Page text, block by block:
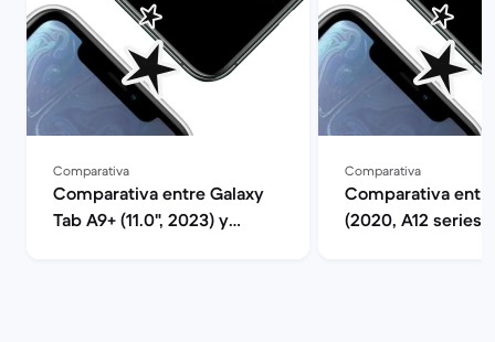
Comparativa
Comparativa entre Galaxy
Tab A9+ (11.0", 2023) y
Comparativa
Comparativa
(2020, A12 series)